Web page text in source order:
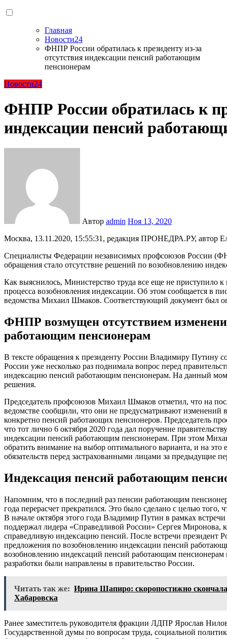
Главная
Новости24
ФНПР России обратилась к президенту из-за
отсутствия индексации пенсий работающим
пенсионерам
Новости24
ФНПР России обратилась к
индексации пенсий
Автор admin Ноя 13, 2020
Москва, 13.11.2020, 15:55:31, редакция ПРОНЕДРА.РУ, автор
Специалисты Федерации независимых профсоюзов России
обращения стало отсутствие решений по возобновлению
Как выяснилось, Министерство труда все еще не приступило к
процесса возобновления индексации. Об этом сообщается в
ведомства Михаил Шмаков. Соответствующий документ был
ФНПР возмущен отсутствием
работающим пенсионерам
В тексте обращения к президенту России Владимиру Путину
России уже несколько раз поднимала вопрос перед
индексацию пенсий работающим пенсионерам. На данный
решения.
Председатель профсоюзов Михаил Шмаков отметил, что на
ведомстве сообщили, что они не предусматривают изменений
конкретно пенсий работающих пенсионеров. Председатель
что тот лично 6 октября 2020 года дал поручение
индексации пенсий работающим пенсионерам. При этом
обратить внимание на выбор оптимального варианта, и на это
обязательств перед застрахованными лицами за предыдущие
Индексация пенсий работающим
Напомним, что в последний раз пенсии работающим
года перерасчет прекратился. Это было сделано с целью
В начале октября этого года Владимир Путин в рамках
поддержал лидера «Справедливой России» Сергея Миронова,
справедливую индексацию пенсий. После встречи президент
предложения по возобновлению индексации пенсий
возобновлению индексаций пенсий работающим
разработки были направлены в правительство России.
Читать так же: Ирина Шапиро: скоропостижно
Хабаровска
Ранее заместитель руководителя фракции ЛДПР Ярослав
Государственной думы по вопросам труда, социальной